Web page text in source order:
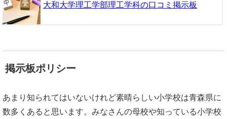
大和大学理工学部理工学科の口コミ掲示板
掲示板ポリシー
あまり知られてはいないけれど素晴らしい小学校は青森県に
数多くあると思います。みなさんの母校や知っている小学校